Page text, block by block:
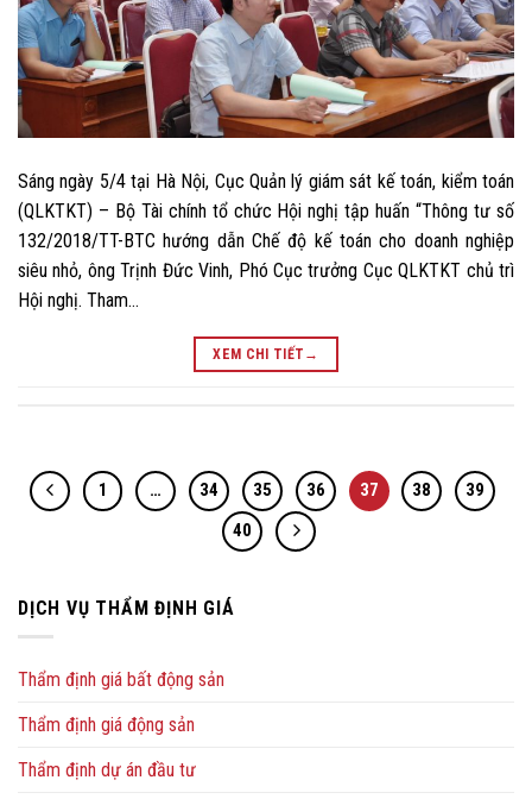
Sáng ngày 5/4 tại Hà Nội, Cục Quản lý giám sát kế toán, kiểm toán
(QLKTKT) – Bộ Tài chính tổ chức Hội nghị tập huấn “Thông tư số
132/2018/TT-BTC hướng dẫn Chế độ kế toán cho doanh nghiệp
siêu nhỏ, ông Trịnh Đức Vinh, Phó Cục trưởng Cục QLKTKT chủ trì
Hội nghị. Tham…
XEM CHI TIẾT →
1 … 34 35 36 37 38
39
40
DỊCH VỤ THẨM ĐỊNH GIÁ
Thẩm định giá bất động sản
Thẩm định giá động sản
Thẩm định dự án đầu tư